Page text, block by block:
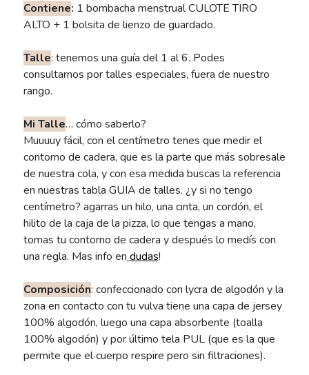
Contiene: 1 bombacha menstrual CULOTE TIRO
ALTO + 1 bolsita de lienzo de guardado.
Talle: tenemos una guía del 1 al 6. Podes
consultarnos por talles especiales, fuera de nuestro
rango.
Mi Talle… cómo saberlo?
Muuuuy fácil, con el centímetro tenes que medir el
contorno de cadera, que es la parte que más sobresale
de nuestra cola, y con esa medida buscas la referencia
en nuestras tabla GUIA de talles. ¿y si no tengo
centímetro? agarras un hilo, una cinta, un cordón, el
hilito de la caja de la pizza, lo que tengas a mano,
tomas tu contorno de cadera y después lo medís con
una regla. Mas info en dudas!
Composición: confeccionado con lycra de algodón y la
zona en contacto con tu vulva tiene una capa de jersey
100% algodón, luego una capa absorbente (toalla
100% algodón) y por último tela PUL (que es la que
permite que el cuerpo respire pero sin filtraciones).